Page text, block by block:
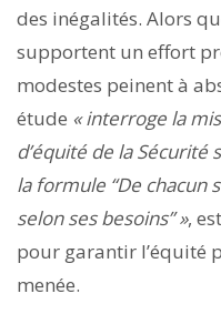
des inégalités. Alors
supportent un effort
modestes peinent à
étude « interroge la
d’équité de la Sécurité
la formule “De chacun
selon ses besoins” »,
pour garantir l’équité
menée.